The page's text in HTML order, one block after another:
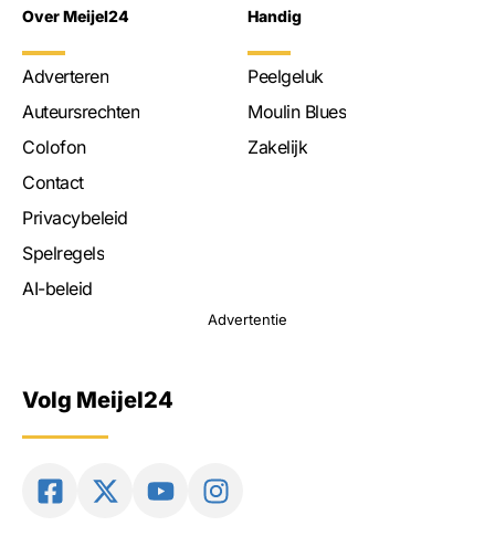
Over Meijel24
Adverteren
Auteursrechten
Colofon
Contact
Privacybeleid
Spelregels
AI-beleid
Handig
Peelgeluk
Moulin Blues
Zakelijk
Advertentie
Volg Meijel24